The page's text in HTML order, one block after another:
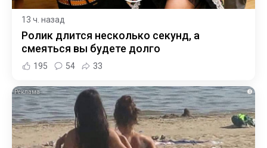
13 ч. назад
Ролик длится несколько секунд, а
смеяться вы будете долго
195 54 33
i